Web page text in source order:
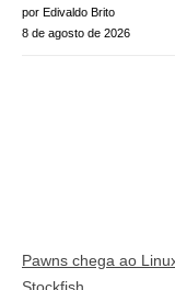
por Edivaldo Brito
8 de agosto de 2026
Pawns chega ao